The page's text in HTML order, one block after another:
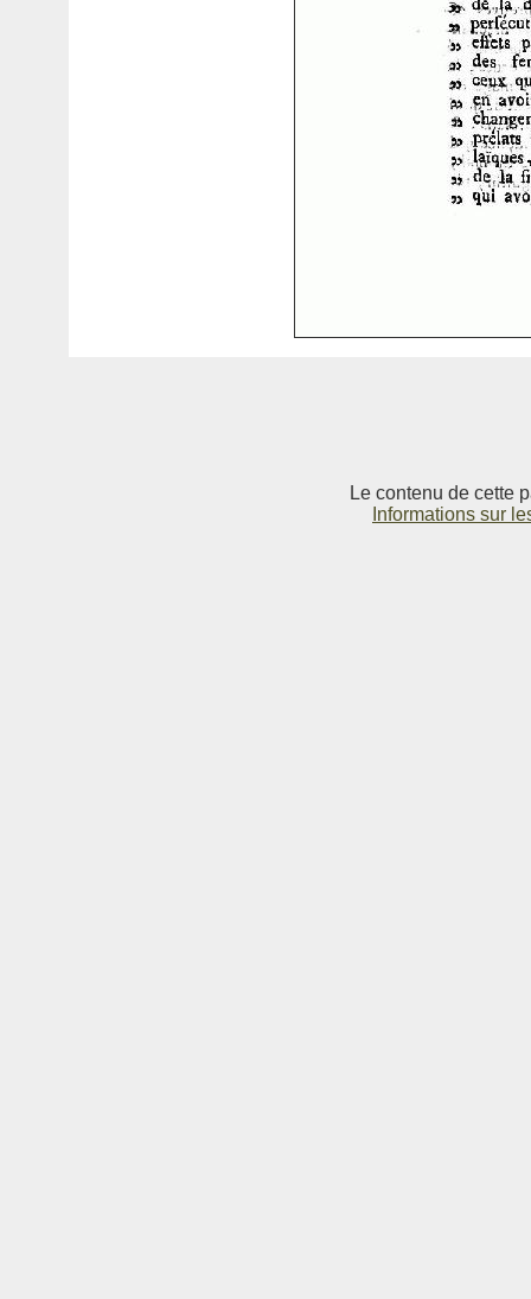
Le contenu de cette
Informations sur